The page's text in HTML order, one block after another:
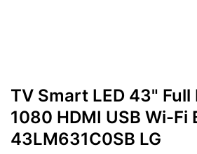
TV Smart LED 43" Full
1080 HDMI USB Wi-Fi
43LM631C0SB LG